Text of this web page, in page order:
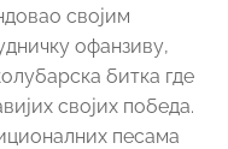
својим
офанзиву,
битка где
својих победа.
песама